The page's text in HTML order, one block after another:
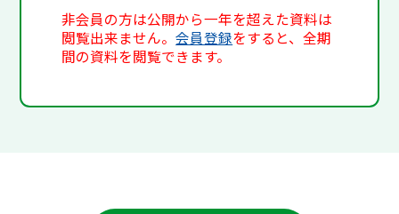
非会員の方は公開から一年を超えた資料は
閲覧出来ません。会員登録をすると、全期
間の資料を閲覧できます。